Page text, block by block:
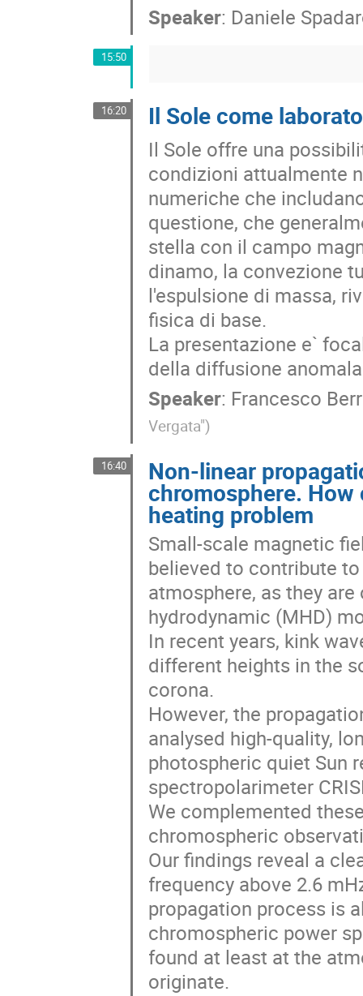
Speaker: Daniele
15:50
16:20 Il Sole come
Il Sole offre una
condizioni attualmente
numeriche che
questione, che
stella con il campo
dinamo, la convezione
l'espulsione di massa,
fisica di base.
La presentazione e`
della diffusione
Speaker: Francesco
Vergata")
16:40 Non-linear
chromosphere.
heating problem
Small-scale magnetic
believed to contribute to
atmosphere, as they
hydrodynamic (MHD)
In recent years, kink
different heights in the
corona.
However, the
analysed high-quality,
photospheric quiet Sun
spectropolarimeter
We complemented
chromospheric
Our findings reveal a
frequency above 2.6
propagation process is
chromospheric power
found at least at the
originate.